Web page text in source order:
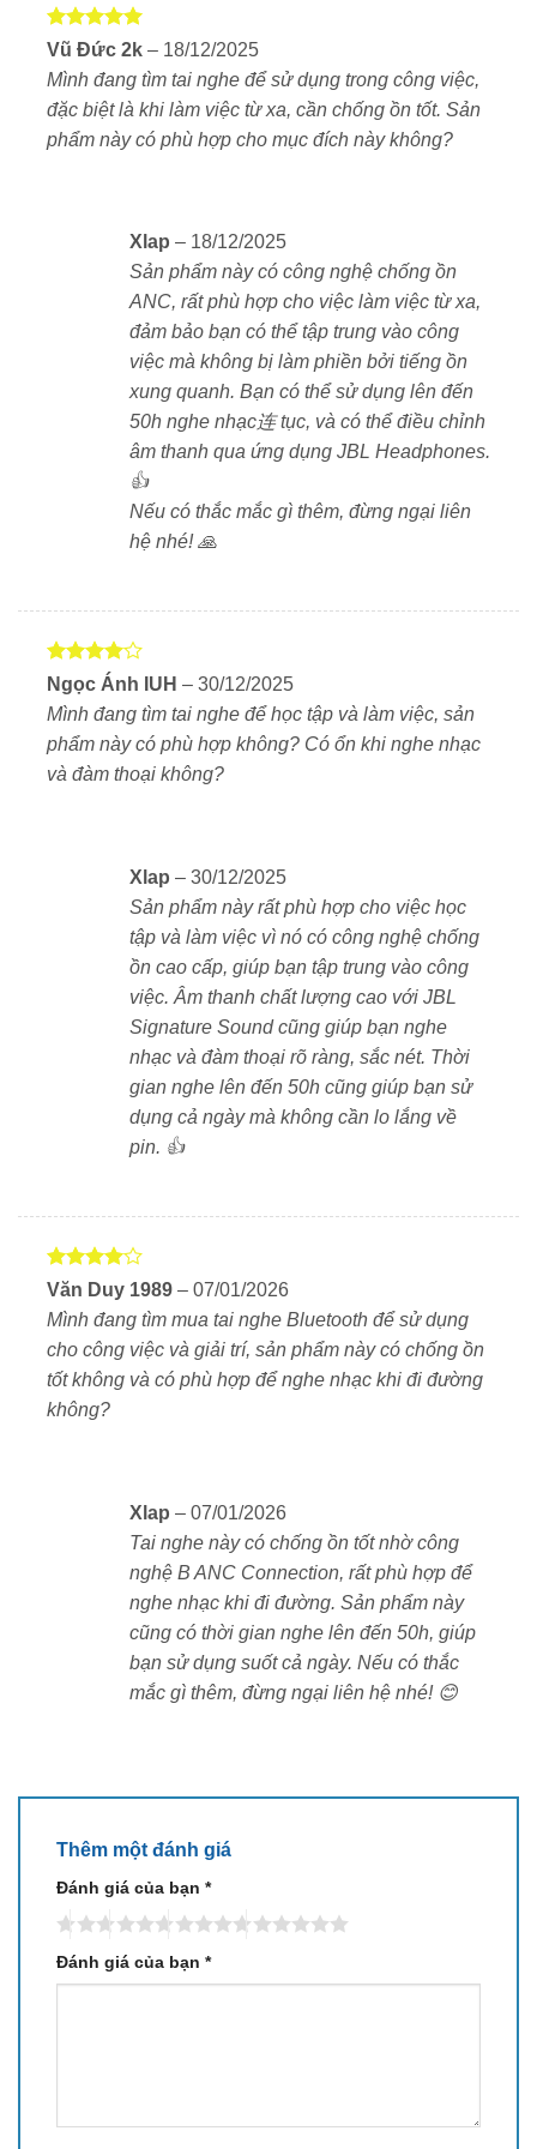
định trong phạm vi 10m.
Google Fast Pair:Ghép nối nhanh với thiết bị
Android.
Trợ lý ảo Google Assistant & Alexa:
Cho phép
chỉnh về âm thanh và chế độ sử dụng.
7. Thông số kỹ thuật chi tiết
Loại tai nghe:Bluetooth, over-ear
40mm
16 Hz – 20 kHz
Trở kháng:
Độ nhạy:97 dB SPL @ 1 kHz / 1 mW
Cổng sạc: USB Type-C
Trọng lượng:265g
8. Kết luận
chất lượng âm thanh đỉnh cao và công nghệ chống ồn
tiên tiến. Với thời lượng pin dài và nhiều tính năng
thông minh, đây là lựa chọn lý tưởng cho những ai
muốn tận hưởng âm nhạc mọi lúc, mọi nơi.
Mua ngay JBL Live 660NC chính hãng tại Xlap.vn
để nhận nhiều ưu đãi hấp dẫn!
Được xếp
hạng 5 5
sao
Vũ Đức 2k – 18/12/2025
Mình đang tìm tai nghe để sử dụng trong công việc,
đặc biệt là khi làm việc từ xa, cần chống ồn tốt. Sản
phẩm này có phù hợp cho mục đích này không?
Xlap – 18/12/2025
Sản phẩm này có công nghệ chống ồn
ANC, rất phù hợp cho việc làm việc từ xa,
đảm bảo bạn có thể tập trung vào công
việc mà không bị làm phiền bởi tiếng ồn
xung quanh. Bạn có thể sử dụng lên đến
50h nghe nhạc连 tục, và có thể điều chỉnh
âm thanh qua ứng dụng JBL Headphones.
👍
Nếu có thắc mắc gì thêm, đừng ngại liên
hệ nhé! 🙏
Được
xếp hạng
45 sao
Ngọc Ánh IUH – 30/12/2025
Mình đang tìm tai nghe để học tập và làm việc, sản
phẩm này có phù hợp không? Có ổn khi nghe nhạc
và đàm thoại không?
Xlap – 30/12/2025
Sản phẩm này rất phù hợp cho việc học
tập và làm việc vì nó có công nghệ chống
ồn cao cấp, giúp bạn tập trung vào công
việc. Âm thanh chất lượng cao với JBL
Signature Sound cũng giúp bạn nghe
nhạc và đàm thoại rõ ràng, sắc nét. Thời
gian nghe lên đến 50h cũng giúp bạn sử
dụng cả ngày mà không cần lo lắng về
pin. 👍
Được
xếp hạng
45 sao
Văn Duy 1989 – 07/01/2026
Mình đang tìm mua tai nghe Bluetooth để sử dụng
cho công việc và giải trí, sản phẩm này có chống ồn
tốt không và có phù hợp để nghe nhạc khi đi đường
không?
Xlap – 07/01/2026
Tai nghe này có chống ồn tốt nhờ công
nghệ B ANC Connection, rất phù hợp để
nghe nhạc khi đi đường. Sản phẩm này
cũng có thời gian nghe lên đến 50h, giúp
bạn sử dụng suốt cả ngày. Nếu có thắc
mắc gì thêm, đừng ngại liên hệ nhé! 😊
Thêm một đánh giá
Đánh giá của bạn *
Đánh giá của bạn *